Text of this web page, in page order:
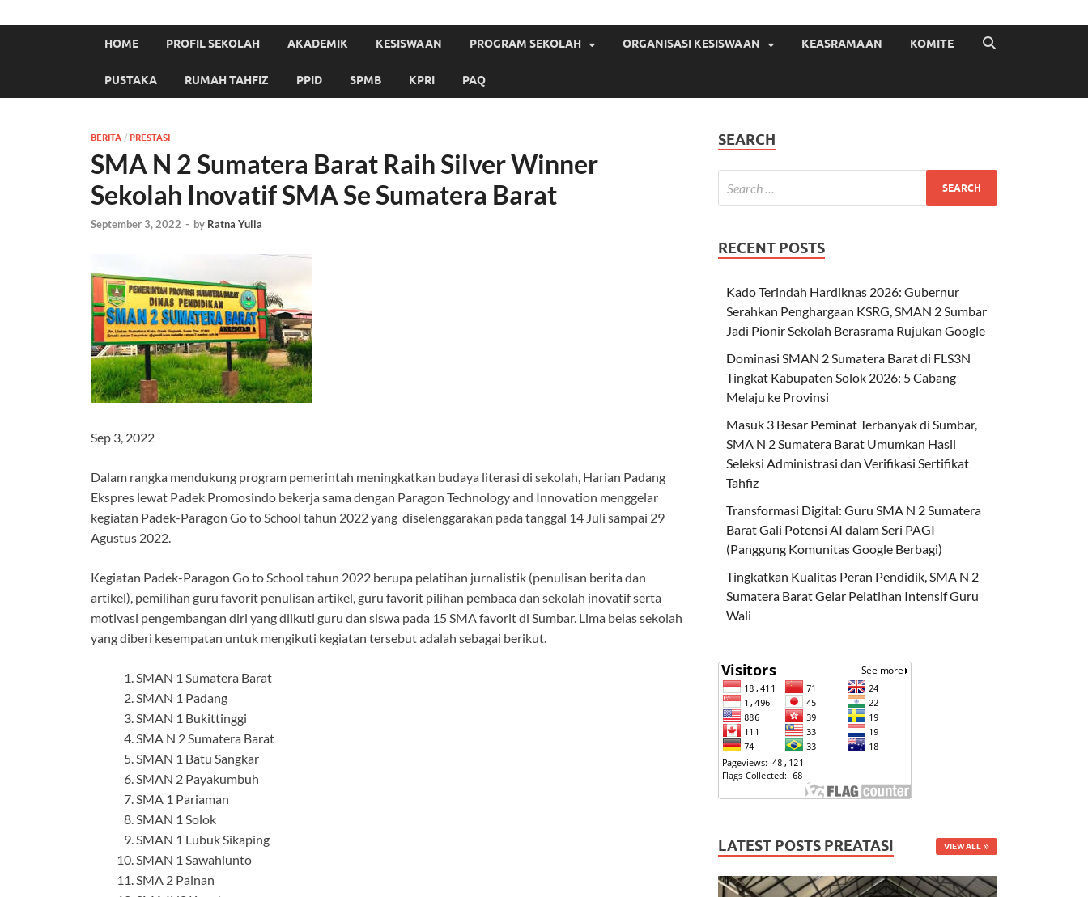
HOME PROFIL SEKOLAH AKADEMIK KESISWAAN PROGRAM SEKOLAH ORGANISASI KESISWAAN KEASRAMAAN KOMITE
PUSTAKA RUMAH TAHFIZ PPID SPMB KPRI PAQ
BERITA / PRESTASI
SMA N 2 Sumatera Barat Raih Silver Winner
Sekolah Inovatif SMA Se Sumatera Barat
September 3, 2022 - by Ratna Yulia
Sep 3, 2022
Dalam rangka mendukung program pemerintah meningkatkan budaya literasi di sekolah, Harian Padang
Ekspres lewat Padek Promosindo bekerja sama dengan Paragon Technology and Innovation menggelar
kegiatan Padek-Paragon Go to School tahun 2022 yang diselenggarakan pada tanggal 14 Juli sampai 29
Agustus 2022.
Kegiatan Padek-Paragon Go to School tahun 2022 berupa pelatihan jurnalistik (penulisan berita dan
artikel), pemilihan guru favorit penulisan artikel, guru favorit pilihan pembaca dan sekolah inovatif serta
motivasi pengembangan diri yang diikuti guru dan siswa pada 15 SMA favorit di Sumbar. Lima belas sekolah
yang diberi kesempatan untuk mengikuti kegiatan tersebut adalah sebagai berikut.
SMAN 1 Sumatera Barat
SMAN 1 Padang
SMAN 1 Bukittinggi
SMA N 2 Sumatera Barat
SMAN 1 Batu Sangkar
SMAN 2 Payakumbuh
SMA 1 Pariaman
SMAN 1 Solok
SMAN 1 Lubuk Sikaping
SMAN 1 Sawahlunto
SMA 2 Painan
SEARCH
RECENT POSTS
Kado Terindah Hardiknas 2026: Gubernur
Serahkan Penghargaan KSRG, SMAN 2 Sumbar
Jadi Pionir Sekolah Berasrama Rujukan Google
Dominasi SMAN 2 Sumatera Barat di FLS3N
Tingkat Kabupaten Solok 2026: 5 Cabang
Melaju ke Provinsi
Masuk 3 Besar Peminat Terbanyak di Sumbar,
SMA N 2 Sumatera Barat Umumkan Hasil
Seleksi Administrasi dan Verifikasi Sertifikat
Tahfiz
Transformasi Digital: Guru SMA N 2 Sumatera
Barat Gali Potensi AI dalam Seri PAGI
(Panggung Komunitas Google Berbagi)
Tingkatkan Kualitas Peran Pendidik, SMA N 2
Sumatera Barat Gelar Pelatihan Intensif Guru
Wali
LATEST POSTS PREATASI VIEW ALL